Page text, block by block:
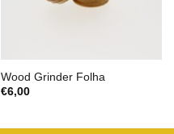
Wood Grinder Folha
€6,00